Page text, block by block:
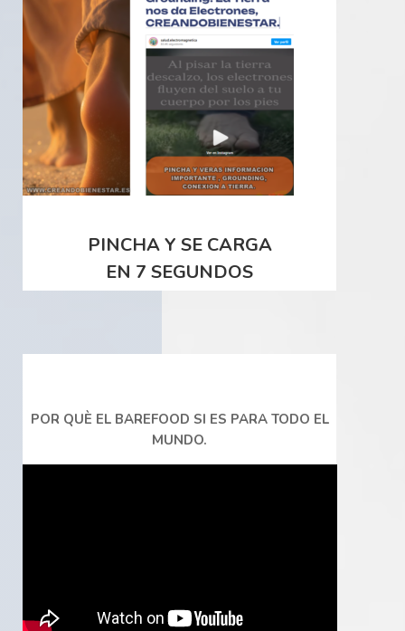
PINCHA Y SE CARGA
EN 7 SEGUNDOS
POR QUÈ EL BAREFOOD SI ES PARA TODO EL
MUNDO.